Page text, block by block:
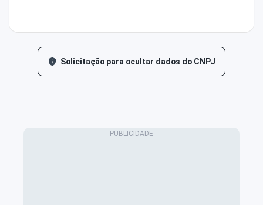
Solicitação para ocultar dados do CNPJ